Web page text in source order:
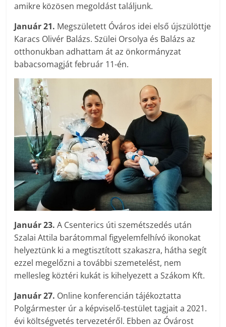
amikre közösen megoldást találjunk.
Január 21. Megszületett Óváros idei első újszülöttje
Karacs Olivér Balázs. Szülei Orsolya és Balázs az
otthonukban adhattam át az önkormányzat
babacsomagját február 11-én.
Január 23.A Csenterics úti szemétszedés után
Szalai Attila barátommal figyelemfelhívó ikonokat
helyeztünk ki a megtisztított szakaszra, hátha segít
ezzel megelőzni a további szemetelést, nem
mellesleg köztéri kukát is kihelyezett a Szákom Kft.
Január 27. Online konferencián tájékoztatta
Polgármester úr a képviselő-testület tagjait a 2021.
évi költségvetés tervezetéről. Ebben az Óvárost